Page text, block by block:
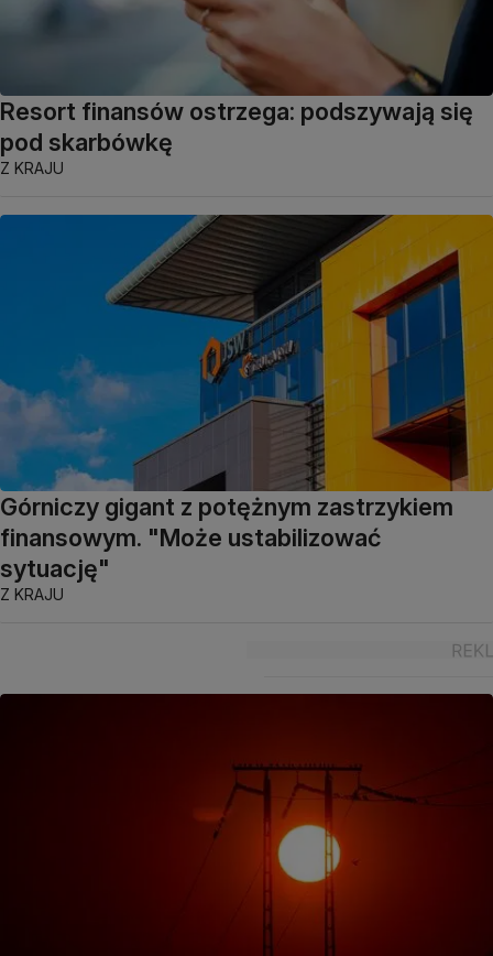
Resort finansów ostrzega: podszywają się
pod skarbówkę
Z KRAJU
Górniczy gigant z potężnym zastrzykiem
finansowym. "Może ustabilizować
sytuację"
Z KRAJU